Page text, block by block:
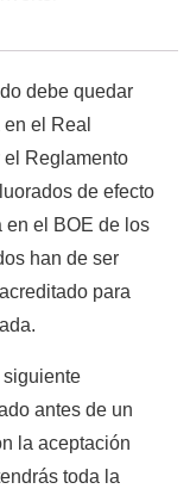
debe quedar
el Real
el Reglamento
de efecto
en el BOE de los
han de ser
para
antes de un
la aceptación
toda la